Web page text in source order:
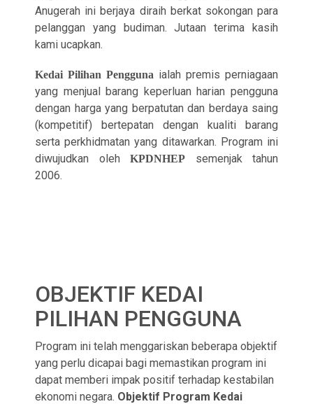
Anugerah ini berjaya diraih berkat sokongan para
pelanggan yang budiman. Jutaan terima kasih
kami ucapkan.
Kedai Pilihan Pengguna ialah premis perniagaan
yang menjual barang keperluan harian pengguna
dengan harga yang berpatutan dan berdaya saing
(kompetitif) bertepatan dengan kualiti barang
serta perkhidmatan yang ditawarkan. Program ini
diwujudkan oleh KPDNHEP semenjak tahun
2006.
OBJEKTIF KEDAI
PILIHAN PENGGUNA
Program ini telah menggariskan beberapa objektif
yang perlu dicapai bagi memastikan program ini
dapat memberi impak positif terhadap kestabilan
ekonomi negara. Objektif Program Kedai